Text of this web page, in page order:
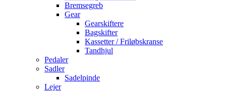
Bremsegreb
Gear
Gearskiftere
Bagskifter
Kassetter / Friløbskranse
Tandhjul
Pedaler
Sadler
Sadelpinde
Lejer